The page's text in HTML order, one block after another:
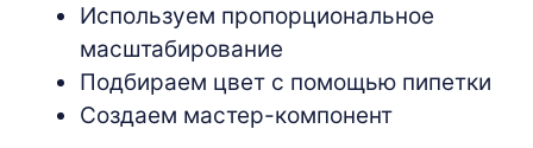
Используем пропорциональное
масштабирование
Подбираем цвет с помощью пипетки
Создаем мастер-компонент